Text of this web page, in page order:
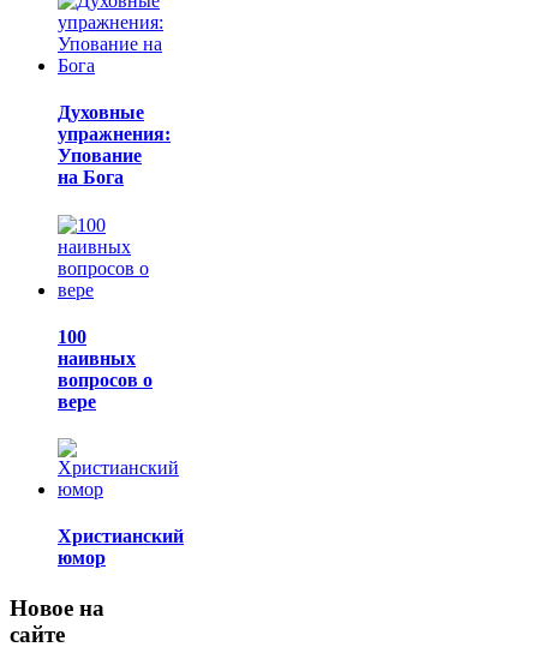
Духовные
упражнения:
Упование
на Бога
100
наивных
вопросов о
вере
Христианский
юмор
Новое на
сайте